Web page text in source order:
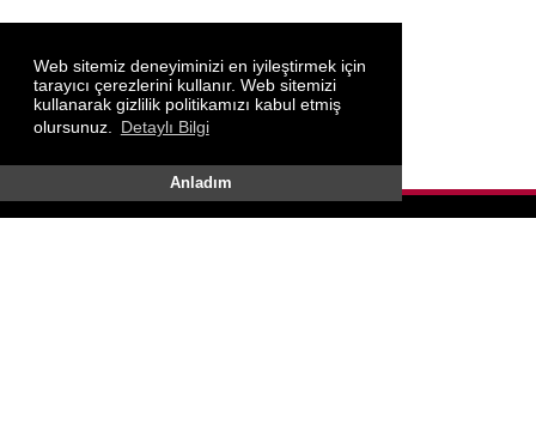
Web sitemiz deneyiminizi en iyileştirmek için
tarayıcı çerezlerini kullanır. Web sitemizi
kullanarak gizlilik politikamızı kabul etmiş
olursunuz.
Detaylı Bilgi
Anladım